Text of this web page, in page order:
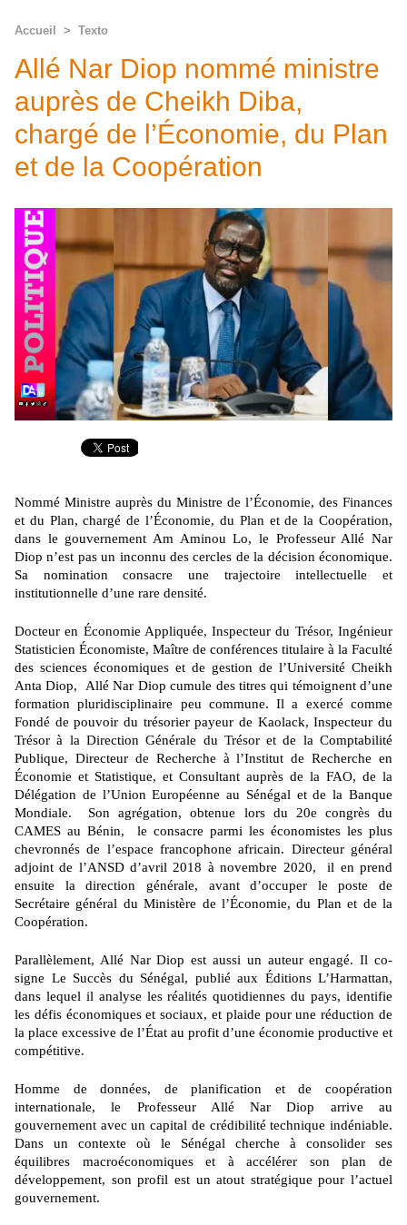
Accueil > Texto
Allé Nar Diop nommé ministre
auprès de Cheikh Diba,
chargé de l’Économie, du Plan
et de la Coopération
Nommé Ministre auprès du Ministre de l’Économie, des Finances
et du Plan, chargé de l’Économie, du Plan et de la Coopération,
dans le gouvernement Am Aminou Lo, le Professeur Allé Nar
Diop n’est pas un inconnu des cercles de la décision économique.
Sa nomination consacre une trajectoire intellectuelle et
institutionnelle d’une rare densité.
Docteur en Économie Appliquée, Inspecteur du Trésor, Ingénieur
Statisticien Économiste, Maître de conférences titulaire à la Faculté
des sciences économiques et de gestion de l’Université Cheikh
Anta Diop, Allé Nar Diop cumule des titres qui témoignent d’une
formation pluridisciplinaire peu commune. Il a exercé comme
Fondé de pouvoir du trésorier payeur de Kaolack, Inspecteur du
Trésor à la Direction Générale du Trésor et de la Comptabilité
Publique, Directeur de Recherche à l’Institut de Recherche en
Économie et Statistique, et Consultant auprès de la FAO, de la
Délégation de l’Union Européenne au Sénégal et de la Banque
Mondiale. Son agrégation, obtenue lors du 20e congrès du
CAMES au Bénin, le consacre parmi les économistes les plus
chevronnés de l’espace francophone africain. Directeur général
adjoint de l’ANSD d’avril 2018 à novembre 2020, il en prend
ensuite la direction générale, avant d’occuper le poste de
Secrétaire général du Ministère de l’Économie, du Plan et de la
Coopération.
Parallèlement, Allé Nar Diop est aussi un auteur engagé. Il co-
signe Le Succès du Sénégal, publié aux Éditions L’Harmattan,
dans lequel il analyse les réalités quotidiennes du pays, identifie
les défis économiques et sociaux, et plaide pour une réduction de
la place excessive de l’État au profit d’une économie productive et
compétitive.
Homme de données, de planification et de coopération
internationale, le Professeur Allé Nar Diop arrive au
gouvernement avec un capital de crédibilité technique indéniable.
Dans un contexte où le Sénégal cherche à consolider ses
équilibres macroéconomiques et à accélérer son plan de
développement, son profil est un atout stratégique pour l’actuel
gouvernement.